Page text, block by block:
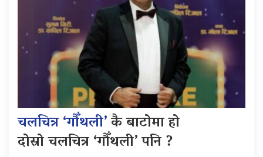
चलचित्र ‘गौँथली’कै बाटोमा हो
दोस्रो चलचित्र ‘गौँथली’ पनि ?